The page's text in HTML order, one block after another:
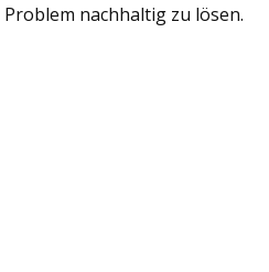
nachhaltig zu lösen.